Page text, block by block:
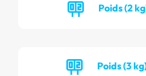
Poids (2
Poids (3